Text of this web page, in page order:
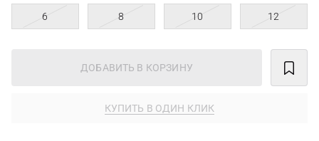
6 8 10 12
ДОБАВИТЬ В КОРЗИНУ
КУПИТЬ В ОДИН КЛИК